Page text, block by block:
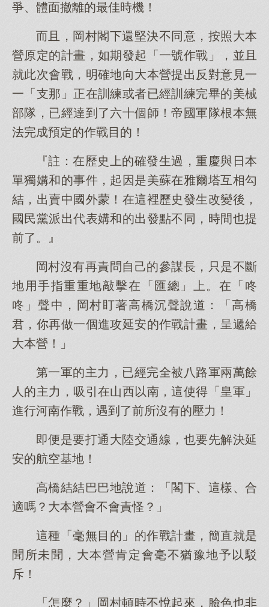
爭、體面撤離的最佳時機！
而且，岡村閣下還堅決不同意，按照大本
營原定的計畫，如期發起「一號作戰」，並且
就此次會戰，明確地向大本營提出反對意見一
一「支那」正在訓練或者已經訓練完畢的美械
部隊，已經達到了六十個師！帝國軍隊根本無
法完成預定的作戰目的！
『註：在歷史上的確發生過，重慶與日本
單獨媾和的事件，起因是美蘇在雅爾塔互相勾
結，出賣中國外蒙！在這裡歷史發生改變後，
國民黨派出代表媾和的出發點不同，時間也提
前了。』
岡村沒有再責問自己的參謀長，只是不斷
地用手指重重地敲擊在「匯總」上。在「咚
咚」聲中，岡村盯著高橋沉聲說道：「高橋
君，你再做一個進攻延安的作戰計畫，呈遞給
大本營！」
第一軍的主力，已經完全被八路軍兩萬餘
人的主力，吸引在山西以南，這使得「皇軍」
進行河南作戰，遇到了前所沒有的壓力！
即便是要打通大陸交通線，也要先解決延
安的航空基地！
高橋結結巴巴地說道：「閣下、這樣、合
適嗎？大本營會不會責怪？」
這種「毫無目的」的作戰計畫，簡直就是
聞所未聞，大本營肯定會毫不猶豫地予以駁
斥！
「怎麼？」岡村頓時不悅起來，臉色也非